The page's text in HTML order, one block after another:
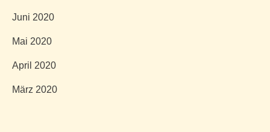
Juni 2020
Mai 2020
April 2020
März 2020